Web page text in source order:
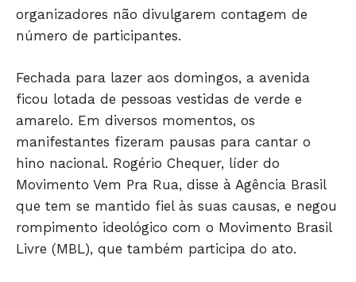
organizadores não divulgarem contagem de
número de participantes.
Fechada para lazer aos domingos, a avenida
ficou lotada de pessoas vestidas de verde e
amarelo. Em diversos momentos, os
manifestantes fizeram pausas para cantar o
hino nacional. Rogério Chequer, líder do
Movimento Vem Pra Rua, disse à Agência Brasil
que tem se mantido fiel às suas causas, e negou
rompimento ideológico com o Movimento Brasil
Livre (MBL), que também participa do ato.